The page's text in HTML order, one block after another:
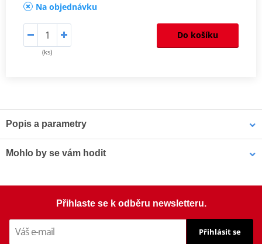
Na objednávku
(ks)
Do košíku
Popis a parametry
Mohlo by se vám hodit
Přihlaste se k odběru newsletteru.
Přihlásit se